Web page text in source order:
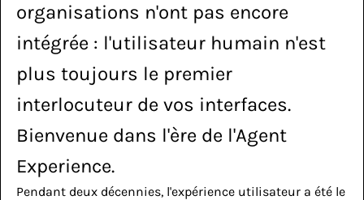
organisations n'ont pas encore
intégrée : l'utilisateur humain n'est
plus toujours le premier
interlocuteur de vos interfaces.
Bienvenue dans l'ère de l'Agent
Experience.
Pendant deux décennies, l'expérience utilisateur a été le